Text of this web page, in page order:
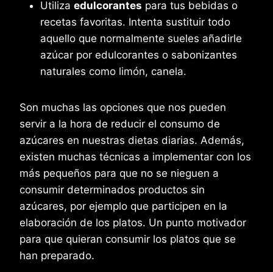
Utiliza edulcorantes para tus bebidas o
recetas favoritas. Intenta sustituir todo
aquello que normalmente sueles añadirle
azúcar por edulcorantes o sabonizantes
naturales como limón, canela.
Son muchas las opciones que nos pueden
servir a la hora de reducir el consumo de
azúcares en nuestras dietas diarias. Además,
existen muchas técnicas a implementar con los
más pequeños para que no se nieguen a
consumir determinados productos sin
azúcares, por ejemplo que participen en la
elaboración de los platos. Un punto motivador
para que quieran consumir los platos que se
han preparado.